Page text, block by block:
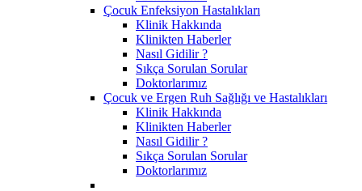
Çocuk Enfeksiyon Hastalıkları
Klinik Hakkında
Klinikten Haberler
Nasıl Gidilir ?
Sıkça Sorulan Sorular
Doktorlarımız
Çocuk ve Ergen Ruh Sağlığı ve Hastalıkları
Klinik Hakkında
Klinikten Haberler
Nasıl Gidilir ?
Sıkça Sorulan Sorular
Doktorlarımız